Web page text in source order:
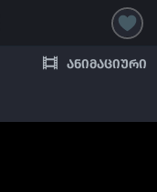
ანიმაციური